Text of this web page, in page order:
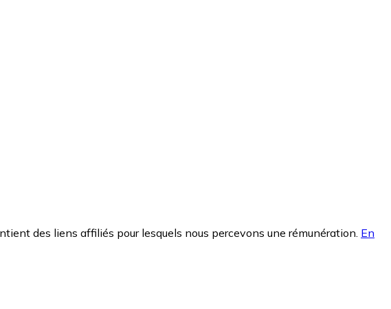
des liens affiliés pour lesquels nous percevons une rémunération. En